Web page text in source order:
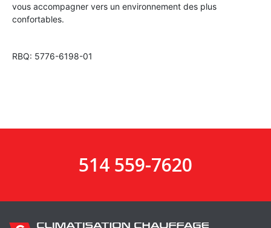
vous accompagner vers un environnement des plus
confortables.
RBQ: 5776-6198-01
514 559-7620